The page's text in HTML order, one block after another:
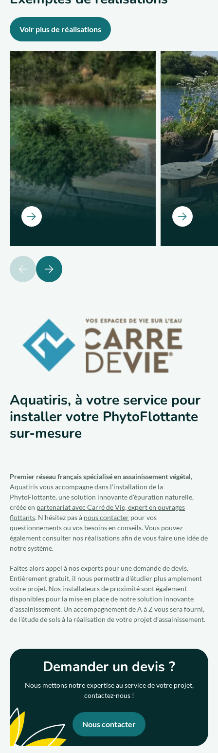
Voir plus de réalisations
précédentsuivant
Aquatiris, à votre service pour
installer votre PhytoFlottante
sur-mesure
Premier réseau français spécialisé en assainissement végétal,
Aquatiris vous accompagne dans l'installation de la
PhytoFlottante, une solution innovante d'épuration naturelle,
créée en partenariat avec Carré de Vie, expert en ouvrages
flottants. N'hésitez pas à nous contacter pour vos
questionnements ou vos besoins en conseils. Vous pouvez
également consulter nos réalisations afin de vous faire une idée de
notre système.
Faites alors appel à nos experts pour une demande de devis.
Entièrement gratuit, il nous permettra d'étudier plus amplement
votre projet. Nos installateurs de proximité sont également
disponibles pour la mise en place de notre solution innovante
d'assainissement. Un accompagnement de A à Z vous sera fourni,
de l'étude de sols à la réalisation de votre projet d'assainissement.
Demander un devis ?
Nous mettons notre expertise au service de votre projet,
contactez-nous !
Nous contacter